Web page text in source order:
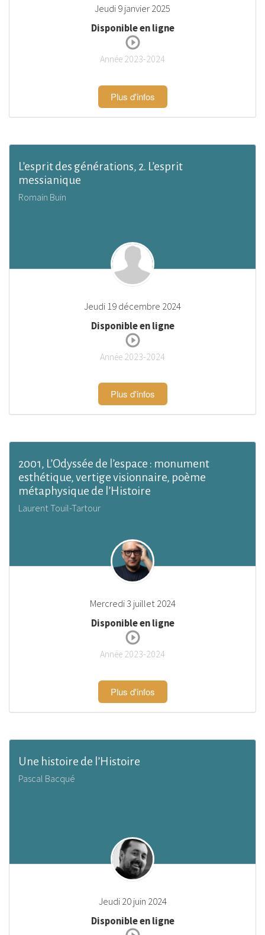
Jeudi 9 janvier 2025
Disponible en ligne
Année 2023-2024
Plus d'infos
L’esprit des générations, 2. L’esprit
messianique
Romain Buin
Jeudi 19 décembre 2024
Disponible en ligne
Année 2023-2024
Plus d'infos
2001, L’Odyssée de l’espace : monument
esthétique, vertige visionnaire, poème
métaphysique de l’Histoire
Laurent Touil-Tartour
Mercredi 3 juillet 2024
Disponible en ligne
Année 2023-2024
Plus d'infos
Une histoire de l’Histoire
Pascal Bacqué
Jeudi 20 juin 2024
Disponible en ligne